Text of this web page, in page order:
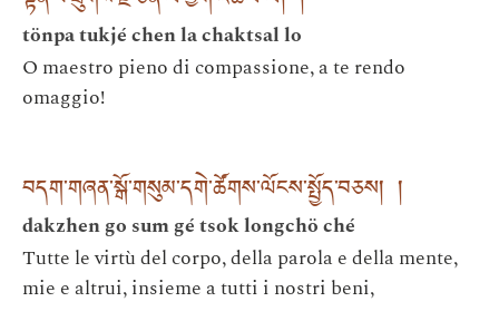
tönpa tukjé chen la chaktsal lo
O maestro pieno di compassione, a te rendo
omaggio!
བདག་གཞན་སྒོ་གསུམ་དགེ་ཚོགས་ལོངས་སྤྱོད་བཅས། །
dakzhen go sum gé tsok longchö ché
Tutte le virtù del corpo, della parola e della mente,
mie e altrui, insieme a tutti i nostri beni,